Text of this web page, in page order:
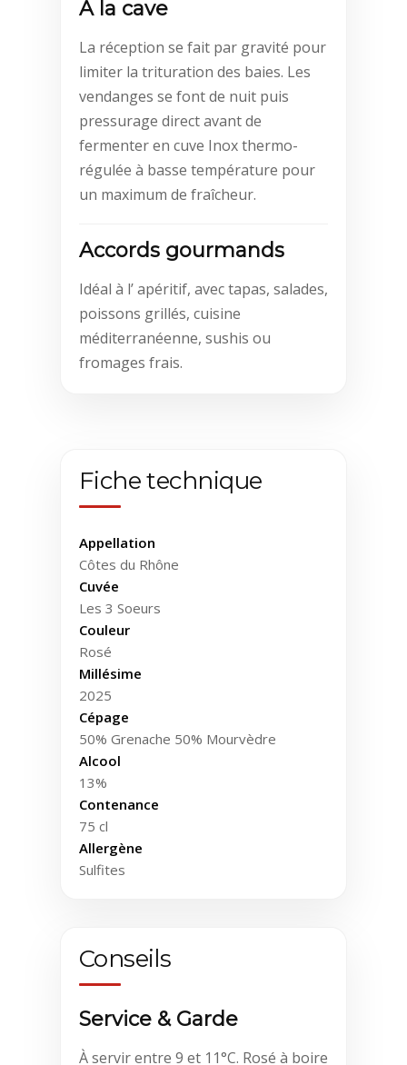
À la cave
La réception se fait par gravité pour
limiter la trituration des baies. Les
vendanges se font de nuit puis
pressurage direct avant de
fermenter en cuve Inox thermo-
régulée à basse température pour
un maximum de fraîcheur.
Accords gourmands
Idéal à l’ apéritif, avec tapas, salades,
poissons grillés, cuisine
méditerranéenne, sushis ou
fromages frais.
Fiche technique
Appellation
Côtes du Rhône
Cuvée
Les 3 Soeurs
Couleur
Rosé
Millésime
2025
Cépage
50% Grenache 50% Mourvèdre
Alcool
13%
Contenance
75 cl
Allergène
Sulfites
Conseils
Service & Garde
À servir entre 9 et 11°C. Rosé à boire